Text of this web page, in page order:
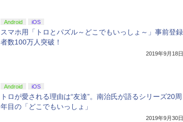
Android iOS
スマホ用「トロとパズル～どこでもいっしょ～」事前登録
者数100万人突破！
2019年9月18日
Android iOS
トロが愛される理由は“友達”。南治氏が語るシリーズ20周
年目の「どこでもいっしょ」
2019年9月30日